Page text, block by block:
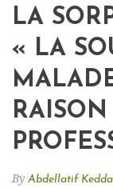
LA
« LA
RAISON
By Abdellatif